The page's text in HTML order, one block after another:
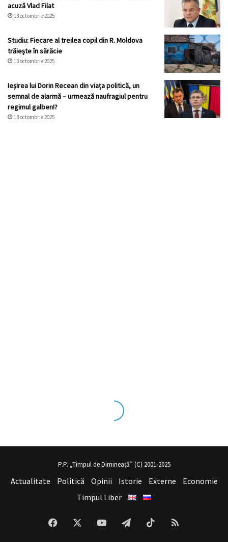
acuză Vlad Filat
13 octombrie 2025
Studiu: Fiecare al treilea copil din R. Moldova
trăiește în sărăcie
13 octombrie 2025
Ieșirea lui Dorin Recean din viața politică, un
semnal de alarmă – urmează naufragiul pentru
regimul galben!?
13 octombrie 2025
tecrübesinin ve üstsex izleseviye olduğu dışarıdan
P.P. „Timpul de Dimineață” (C) 2001-2025
Actualitate Politică Opinii Istorie Externe
Economie
Timpul Liber
Facebook YouTubeTelegramTikTokRSS